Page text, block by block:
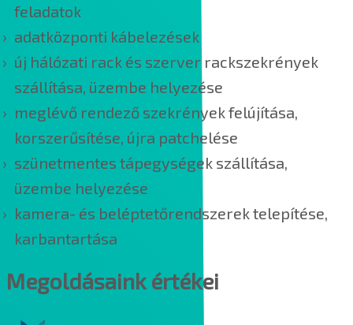
feladatok
adatközponti kábelezések
új hálózati rack és szerver rackszekrények
szállítása, üzembe helyezése
meglévő rendező szekrények felújítása,
korszerűsítése, újra patchelése
szünetmentes tápegységek szállítása,
üzembe helyezése
kamera- és beléptetőrendszerek telepítése,
karbantartása
Megoldásaink értékei